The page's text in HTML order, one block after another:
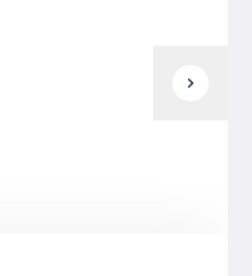
chevron_right